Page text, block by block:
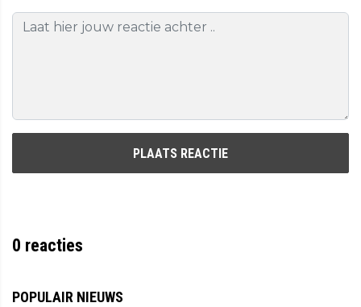
PLAATS REACTIE
0 reacties
POPULAIR NIEUWS